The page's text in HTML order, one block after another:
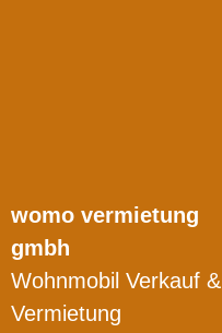
womo vermietung
gmbh
Wohnmobil Verkauf &
Vermietung